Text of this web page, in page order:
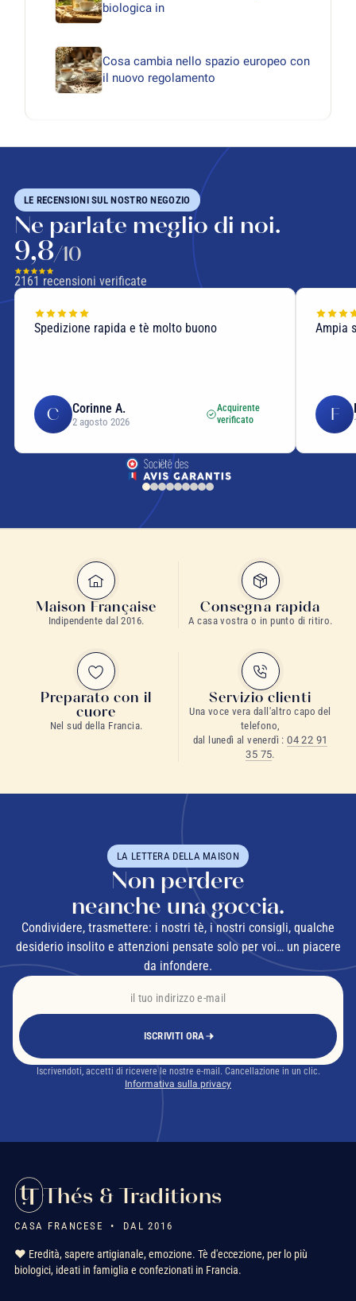
biologica in
Cosa cambia nello spazio europeo con
il nuovo regolamento
LE RECENSIONI SUL NOSTRO NEGOZIO
Ne parlate meglio di noi.
9,8/10
2161 recensioni verificate
Spedizione rapida e tè molto buono
C Corinne A.
2 agosto 2026
Acquirente
verificato
Ampia
F
Maison Française
Indipendente dal 2016.
Consegna rapida
A casa vostra o in punto di ritiro.
Preparato con il
cuore
Nel sud della Francia.
Servizio clienti
Una voce vera dall'altro capo del
telefono,
dal lunedì al venerdì :04 22 91
35 75.
LA LETTERA DELLA MAISON
Non perdere
neanche una goccia.
Condividere, trasmettere: i nostri tè, i nostri consigli, qualche
desiderio insolito e attenzioni pensate solo per voi… un piacere
da infondere.
ISCRIVITI ORA
Iscrivendoti, accetti di ricevere le nostre e-mail. Cancellazione in un clic.
Informativa sulla privacy
Thés & Traditions
CASA FRANCESE • DAL 2016
❤️ Eredità, sapere artigianale, emozione. Tè d'eccezione, per lo più
biologici, ideati in famiglia e confezionati in Francia.